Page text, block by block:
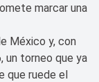
marcar una
México y, con
un torneo que ya
que ruede el